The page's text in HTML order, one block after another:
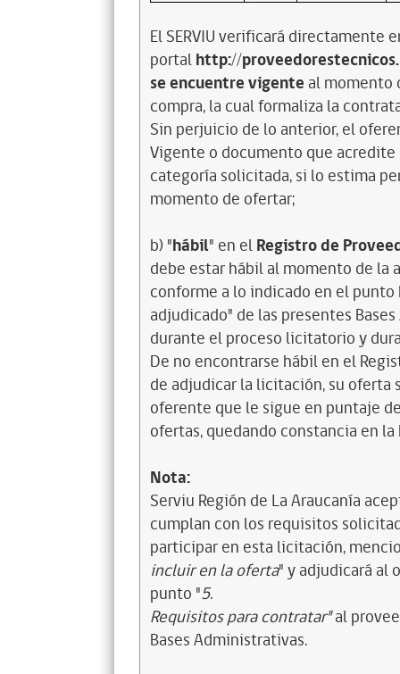
El SERVIU verificará directamente
portalhttp://
se encuentre vigente al momento
compra, la cual formaliza la
Sin perjuicio de lo anterior, el
Vigente o documento que
categoría solicitada, si lo estima
momento de ofertar;
b) "hábil" en elRegistro de
debe estar hábil al momento de la
conforme a lo indicado en el
adjudicado" de las presentes
durante el proceso licitatorio y
De no encontrarse hábil en el
de adjudicar la licitación, su oferta
oferente que le sigue en puntaje
ofertas, quedando constancia en
Nota:
Serviu Región de La Araucanía
cumplan con los requisitos
participar en esta licitación,
incluir en la oferta" y adjudicará al
punto "5.
Requisitos para contratar"al
Bases Administrativas.